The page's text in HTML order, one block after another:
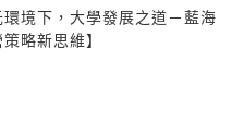
環境下，大學發展之道－藍海
略新思維】